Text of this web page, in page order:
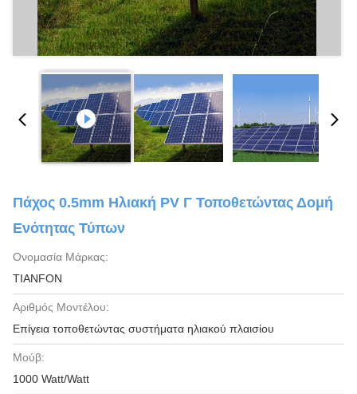
Πάχος 0.5mm Ηλιακή PV Γ Τοποθετώντας Δομή
Ενότητας Τύπων
Ονομασία Μάρκας:
TIANFON
Αριθμός Μοντέλου:
Επίγεια τοποθετώντας συστήματα ηλιακού πλαισίου
Μούβ:
1000 Watt/Watt